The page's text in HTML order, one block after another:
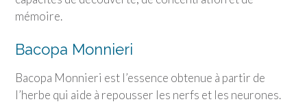
mémoire.
Bacopa Monnieri
Bacopa Monnieri est l’essence obtenue à partir de
l’herbe qui aide à repousser les nerfs et les neurones.